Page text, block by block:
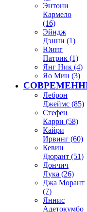
Энтони
Кармело
(16)
Эйндж
Дэнни (1)
Юинг
Патрик (1)
Янг Ник (4)
Яо Мин (3)
Леброн
Джеймс (85)
Стефен
Карри (58)
Кайри
Ирвинг (60)
Кевин
Дюрант (51)
Дончич
Лука (26)
Джа Морант
(7)
Яннис
Адетокумбо